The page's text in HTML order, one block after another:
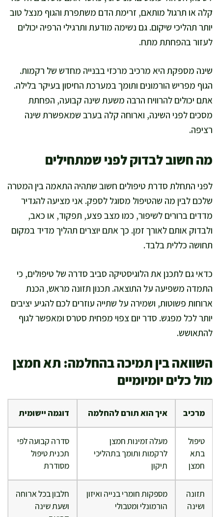
קלה או תרגול מותאם, זרימת הדם משתפרת והגוף מנצל טוב
יותר תהליכי שיקום. גם נשימה מודעת ותרגילי הרפיה יכולים
לעזור בהפחתת מתח.
שינה מספקת היא מרכיב מרכזי בבנייה מחדש של רקמות.
הגוף מפריש הורמונים ותומך במערכת החיסון בעיקר בלילה.
אתם יכולים להרוויח הרבה משעת שינה קבועה, הפחתת
מסכים לפני השינה, וארוחה קלה בערב שמאפשרת שינה
רציפה.
מה חשוב לבדוק לפני שמתחילים
לפני התחלת סדרת טיפולים חשוב שתהיה התאמה בין המטרה
שלכם לבין מה שהטיפול מסוגל לספק. אני מציעה להגדיר
מדדים ברורים לשיפור, כמו מצב פצע, תפקוד, או כאב,
ולבדוק אותם לאורך זמן. כך אתם יוצרים תהליך מדיד במקום
תחושה כללית בלבד.
כדאי גם לתכנן את הלוגיסטיקה סביב סדרה של טיפולים, כי
התמדה משפיעה על התוצאה. תכנון תזונה מראש, הכנת
ארוחות פשוטות, ושמירה על שתייה עוזרים לכם להגיע יציבים
יותר לכל מפגש. סדר יום צפוי מפחית סטרס ומאפשר לגוף
להתאושש.
השוואה בין תמיכה בהחלמה: תא חמצן
מול כלים יומיומיים
מרכיב איך הוא תורם להחלמה דוגמה יישומית
טיפול
בתא
חמצן
מעלה זמינות חמצן
לרקמות ותומך בתהליכי
תיקון
סדרה קבועה לפי
תכנית טיפול
מסודרת
תזונה
ושינה
מספקות חומרי בנייה ואיזון
הורמונלי ומטבולי
חלבון בכל ארוחה
ושעת שינה